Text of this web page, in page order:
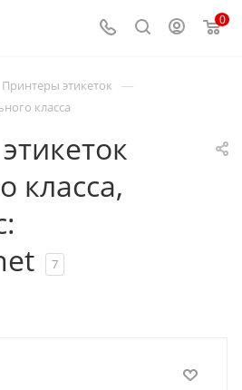
0
Принтеры этикеток —
класса
класса,
7